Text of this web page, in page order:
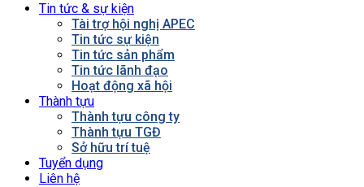
Tin tức & sự kiện
Tài trợ hội nghị APEC
Tin tức sự kiện
Tin tức sản phẩm
Tin tức lãnh đạo
Hoạt động xã hội
Thành tựu
Thành tựu công ty
Thành tựu TGĐ
Sở hữu trí tuệ
Tuyển dụng
Liên hệ